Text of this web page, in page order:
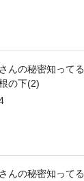
んの秘密知って
の下(2)
んの秘密知って